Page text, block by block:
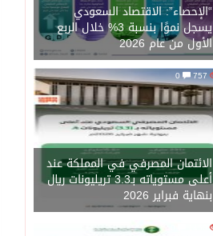
“الإحصاء”: الاقتصاد السعودي
يسجل نموًا بنسبة 3% خلال الربع
الأول من عام 2026
757
0
الائتمان المصرفي في المملكة عند
أعلى مستوياته بـ3.3 تريليونات ريال
بنهاية فبراير 2026
1450